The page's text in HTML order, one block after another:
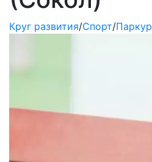
Круг развития/Спорт/Паркур